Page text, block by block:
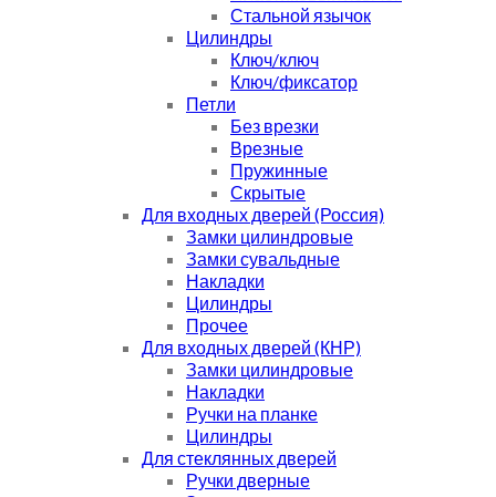
Стальной язычок
Цилиндры
Ключ/ключ
Ключ/фиксатор
Петли
Без врезки
Врезные
Пружинные
Скрытые
Для входных дверей (Россия)
Замки цилиндровые
Замки сувальдные
Накладки
Цилиндры
Прочее
Для входных дверей (КНР)
Замки цилиндровые
Накладки
Ручки на планке
Цилиндры
Для стеклянных дверей
Ручки дверные